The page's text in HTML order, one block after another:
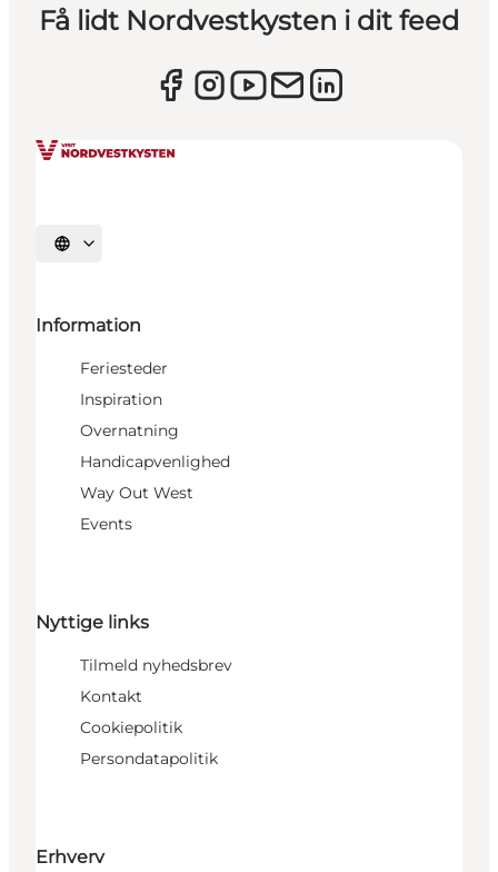
Få lidt Nordvestkysten i dit feed
Vælg sprog
Information
Feriesteder
Inspiration
Overnatning
Handicapvenlighed
Way Out West
Events
Nyttige links
Tilmeld nyhedsbrev
Kontakt
Cookiepolitik
Persondatapolitik
Erhverv